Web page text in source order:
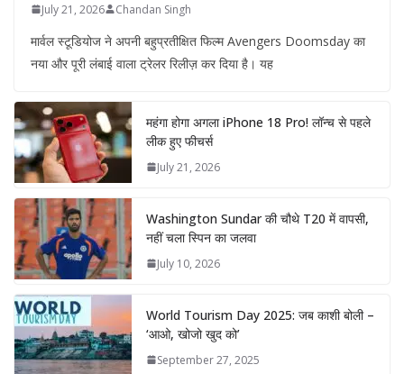
July 21, 2026 Chandan Singh
मार्वल स्टूडियोज ने अपनी बहुप्रतीक्षित फिल्म Avengers Doomsday का
नया और पूरी लंबाई वाला ट्रेलर रिलीज़ कर दिया है। यह
महंगा होगा अगला iPhone 18 Pro! लॉन्च से पहले
लीक हुए फीचर्स
July 21, 2026
Washington Sundar की चौथे T20 में वापसी,
नहीं चला स्पिन का जलवा
July 10, 2026
World Tourism Day 2025: जब काशी बोली –
‘आओ, खोजो खुद को’
September 27, 2025